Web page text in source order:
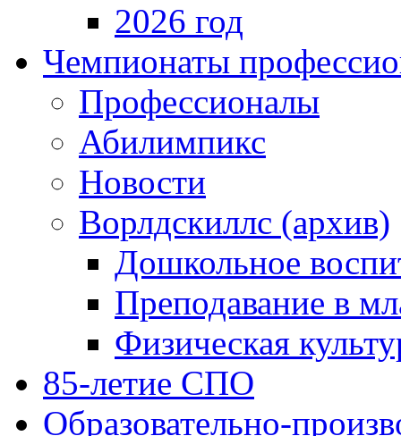
2026 год
Чемпионаты
Профессионалы
Абилимпикс
Новости
Ворлдскиллс (архив)
Дошкольное
Преподавание в
Физическая
85-летие СПО
Образовательно-